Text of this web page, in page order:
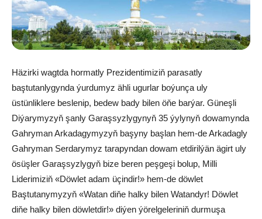
Häzirki wagtda hormatly Prezidentimiziň parasatly
baştutanlygynda ýurdumyz ähli ugurlar boýunça uly
üstünliklere beslenip, bedew bady bilen öňe barýar. Güneşli
Diýarymyzyň şanly Garaşsyzlygynyň 35 ýylynyň dowamynda
Gahryman Arkadagymyzyň başyny başlan hem-de Arkadagly
Gahryman Serdarymyz tarapyndan dowam etdirilýän ägirt uly
ösüşler Garaşsyzlygyň bize beren peşgeşi bolup, Milli
Liderimiziň «Döwlet adam üçindir!» hem-de döwlet
Baştutanymyzyň «Watan diňe halky bilen Watandyr! Döwlet
diňe halky bilen döwletdir!» diýen ýörelgeleriniň durmuşa